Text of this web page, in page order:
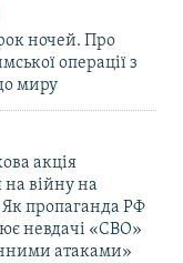
ночей. Про
операції з
миру
акція
на війну на
пропаганда РФ
невдачі «СВО»
атаками»